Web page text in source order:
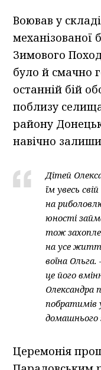
Воював у
механізованої
Зимового
було й смачно
останній бій
поблизу
району
навічно
Дітей
їм увесь
на
юності
тож
на усе
воїна Ольга.
це його
Олександра
побратимів
Церемонія